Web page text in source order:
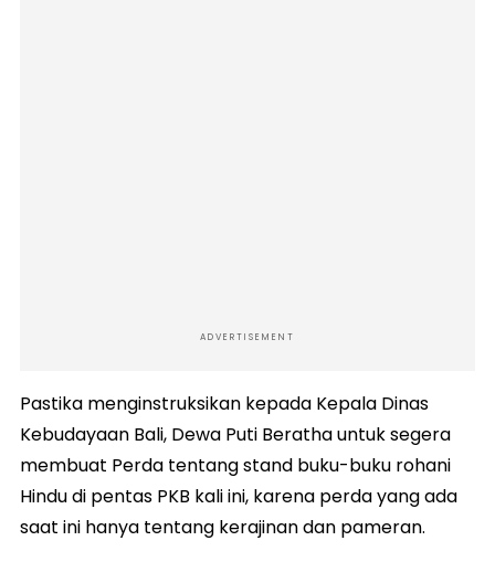
ADVERTISEMENT
Pastika menginstruksikan kepada Kepala Dinas
Kebudayaan Bali, Dewa Puti Beratha untuk segera
membuat Perda tentang stand buku-buku rohani
Hindu di pentas PKB kali ini, karena perda yang ada
saat ini hanya tentang kerajinan dan pameran.